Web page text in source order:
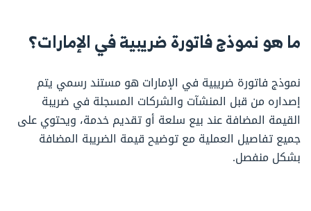
ما هو نموذج فاتورة ضريبية في الإمارات؟
نموذج فاتورة ضريبية في الإمارات هو مستند رسمي يتم
إصداره من قبل المنشآت والشركات المسجلة في ضريبة
القيمة المضافة عند بيع سلعة أو تقديم خدمة، ويحتوي على
جميع تفاصيل العملية مع توضيح قيمة الضريبة المضافة
بشكل منفصل.